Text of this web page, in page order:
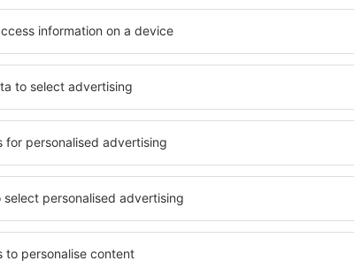
Amedia Lustenau, Trademark Collection
by Wyndham
305€
Lustenau, 26 august 2026, 2 nopți
Vedeți mai multe hoteluri în Gais
Gais – cele